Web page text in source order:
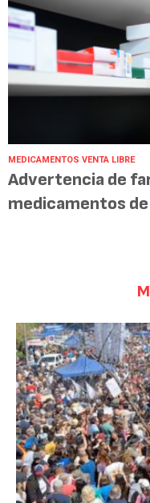
MEDICAMENTOS VENTA LIBRE
Advertencia de
medicamentos